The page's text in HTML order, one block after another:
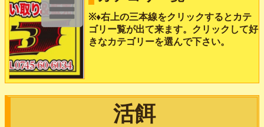
※♦️右上の三本線をクリックするとカテ
ゴリー覧が出て来ます。クリックして好
きなカテゴリーを選んで下さい。
活餌